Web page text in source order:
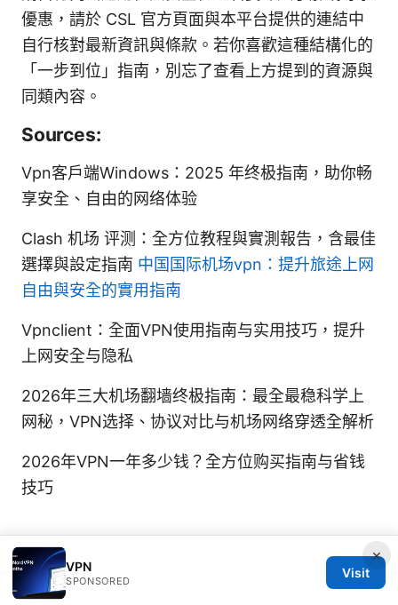
優惠，請於 CSL 官方頁面與本平台提供的連結中
自行核對最新資訊與條款。若你喜歡這種結構化的
「一步到位」指南，別忘了查看上方提到的資源與
同類內容。
Sources:
Vpn客户端Windows：2025 年终极指南，助你畅
享安全、自由的网络体验
Clash 机场 评测：全方位教程與實測報告，含最佳
選擇與設定指南 中国国际机场vpn：提升旅途上网
自由與安全的實用指南
Vpnclient：全面VPN使用指南与实用技巧，提升
上网安全与隐私
2026年三大机场翻墙终极指南：最全最稳科学上
网秘，VPN选择、协议对比与机场网络穿透全解析
2026年VPN一年多少钱？全方位购买指南与省钱
技巧
×
VPN
SPONSORED
Visit
© 2026 SCAMOREAL. ALL RIGHTS RESERVED.